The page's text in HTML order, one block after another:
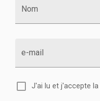
Nom
e-mail
J'ai lu et j'accepte la